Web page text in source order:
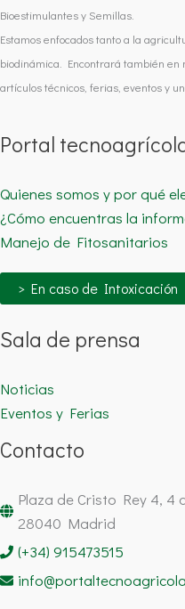
Bioestimulantes y Semillas.
Estamos enfocados tanto a la
biodinámica. Encontrará también en
artículos técnicos, ferias, eventos y
Portal
Quienes somos y por qué
¿Cómo encuentras la
Manejo de Fitosanitarios
> En caso de Intoxicación
Sala de prensa
Noticias
Eventos y Ferias
Contacto
Plaza de Cristo Rey 4, 4
28040 Madrid
(+34) 915473515